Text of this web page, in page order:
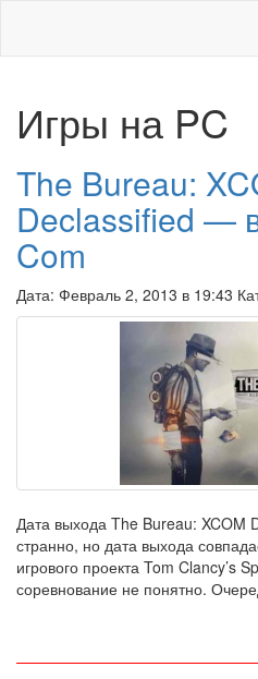
Игры на PC
The Bureau:
Declassified —
Com
Дата: Февраль 2, 2013 в 19:43
Дата выхода The Bureau: XCOM
странно, но дата выхода
игрового проекта Tom Clancy’s
соревнование не понятно.